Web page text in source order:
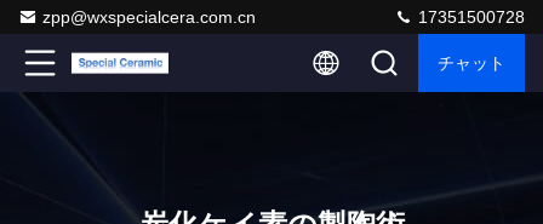
zpp@wxspecialcera.com.cn 17351500728
チャット